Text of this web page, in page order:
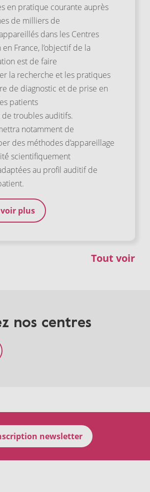
en pratique courante auprès
de milliers de
dans les Centres
France, l’objectif de la
est de faire
la recherche et les pratiques
de diagnostic et de prise en
patients
troubles auditifs.
notamment de
des méthodes d’appareillage
scientifiquement
au profil auditif de
plus
Tout voir
nos centres
newsletter